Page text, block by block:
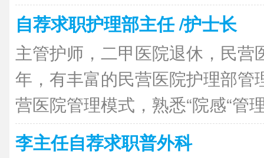
自荐求职护理部主任 /护士长
主管护师，二甲医院退休，民营
年，有丰富的民营医院护理部管
营医院管理模式，熟悉“院感“管
李主任自荐求职普外科